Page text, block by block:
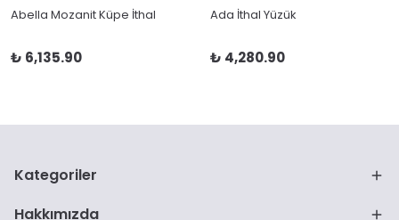
Abella Mozanit Küpe İthal
₺ 6,135.90
Ada İthal Yüzük
₺ 4,280.90
Kategoriler
Hakkımızda